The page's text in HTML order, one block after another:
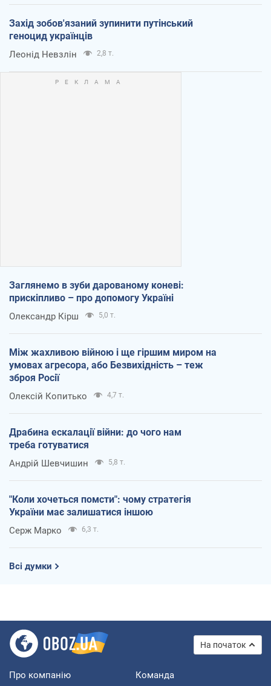
Захід зобов'язаний зупинити путінський
геноцид українців
Леонід Невзлін 2,8 т.
Заглянемо в зуби дарованому коневі:
прискіпливо – про допомогу Україні
Олександр Кірш 5,0 т.
Між жахливою війною і ще гіршим миром на
умовах агресора, або Безвихідність – теж
зброя Росії
Олексій Копитько 4,7 т.
Драбина ескалації війни: до чого нам
треба готуватися
Андрій Шевчишин 5,8 т.
"Коли хочеться помсти": чому стратегія
України має залишатися іншою
Серж Марко 6,3 т.
Всі думки
На початок
Про компанію Команда